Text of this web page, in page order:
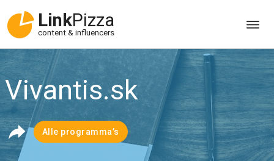
LinkPizza
content & influencers
Vivantis.sk
Alle programma’s